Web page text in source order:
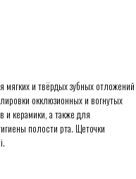
мягких и твёрдых зубных отложений
окклюзионных и вогнутых
и керамики, а также для
полости рта. Щеточки